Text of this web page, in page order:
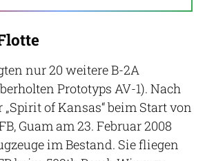
nur 20 weitere B-2A
Prototyps AV-1). Nach
of Kansas“ beim Start von
Guam am 23. Februar 2008
im Bestand. Sie fliegen